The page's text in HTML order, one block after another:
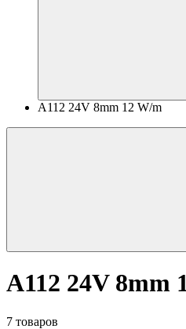
A112 24V 8mm 12 W/m
A112 24V 8mm
7 товаров